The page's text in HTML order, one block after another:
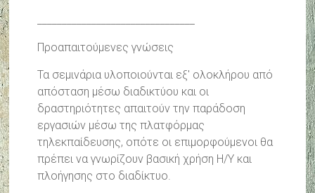
Προαπαιτούμενες γνώσεις
Τα σεμινάρια υλοποιούνται εξ' ολοκλήρου από
απόσταση μέσω διαδικτύου και οι
δραστηριότητες απαιτούν την παράδοση
εργασιών μέσω της πλατφόρμας
τηλεκπαίδευσης, οπότε οι επιμορφούμενοι θα
πρέπει να γνωρίζουν βασική χρήση Η/Υ και
πλοήγησης στο διαδίκτυο.